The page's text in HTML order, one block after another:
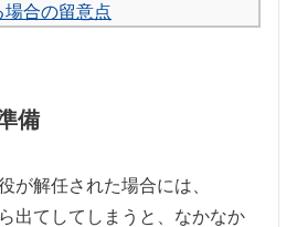
場合の留意点
備
が解任された場合には、
出てしてしまうと、なかなか